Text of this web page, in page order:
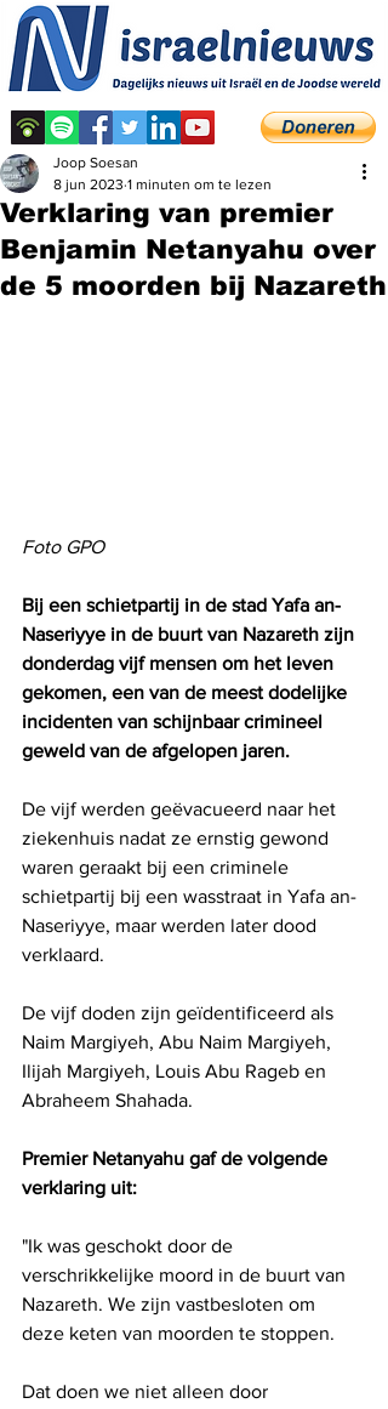
Verklaring van premier
Benjamin Netanyahu over
de 5 moorden bij Nazareth
Joop Soesan
8 jun 2023 1 minuten om te lezen
Foto GPO
Bij een schietpartij in de stad Yafa an-
Naseriyye in de buurt van Nazareth zijn
donderdag vijf mensen om het leven
gekomen, een van de meest dodelijke
incidenten van schijnbaar crimineel
geweld van de afgelopen jaren.
De vijf werden geëvacueerd naar het
ziekenhuis nadat ze ernstig gewond
waren geraakt bij een criminele
schietpartij bij een wasstraat in Yafa an-
Naseriyye, maar werden later dood
verklaard.
De vijf doden zijn geïdentificeerd als
Naim Margiyeh, Abu Naim Margiyeh,
Ilijah Margiyeh, Louis Abu Rageb en
Abraheem Shahada.
Premier Netanyahu gaf de volgende
verklaring uit:
"Ik was geschokt door de
verschrikkelijke moord in de buurt van
Nazareth. We zijn vastbesloten om
deze keten van moorden te stoppen.
Dat doen we niet alleen door